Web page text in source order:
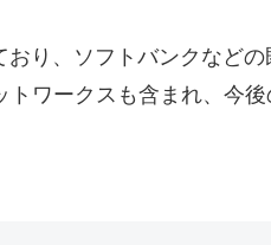
り、ソフトバンクなど
ワークスも含まれ、今後